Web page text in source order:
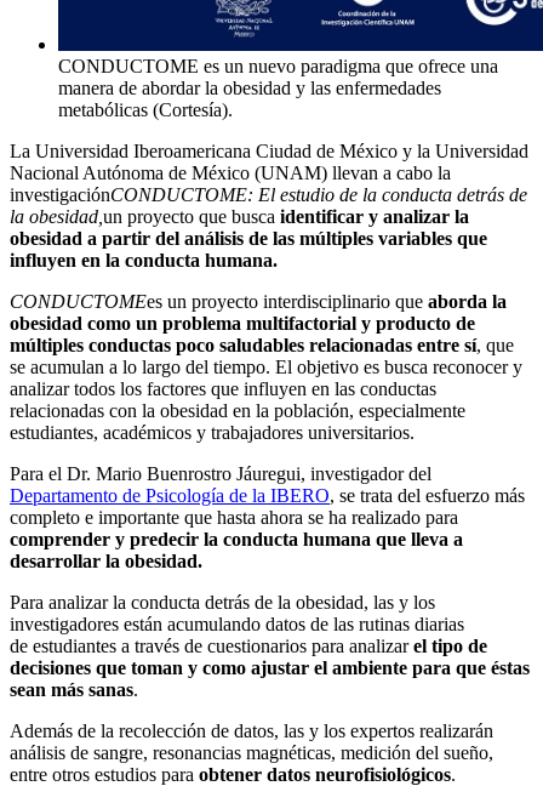
CONDUCTOME es un nuevo paradigma que ofrece una
manera de abordar la obesidad y las enfermedades
metabólicas (Cortesía).
La Universidad Iberoamericana Ciudad de México y la Universidad
Nacional Autónoma de México (UNAM) llevan a cabo la
investigaciónCONDUCTOME: El estudio de la conducta detrás de
la obesidad, un proyecto que busca identificar y analizar la
obesidad a partir del análisis de las múltiples variables que
influyen en la conducta humana.
CONDUCTOMEes un proyecto interdisciplinario que aborda la
obesidad como un problema multifactorial y producto de
múltiples conductas poco saludables relacionadas entre sí, que
se acumulan a lo largo del tiempo. El objetivo es busca reconocer y
analizar todos los factores que influyen en las conductas
relacionadas con la obesidad en la población, especialmente
estudiantes, académicos y trabajadores universitarios.
Para el Dr. Mario Buenrostro Jáuregui, investigador del
Departamento de Psicología de la IBERO, se trata del esfuerzo más
completo e importante que hasta ahora se ha realizado para
comprender y predecir la conducta humana que lleva a
desarrollar la obesidad.
Para analizar la conducta detrás de la obesidad, las y los
investigadores están acumulando datos de las rutinas diarias
de estudiantes a través de cuestionarios para analizarel tipo de
decisiones que toman y como ajustar el ambiente para que éstas
sean más sanas.
Además de la recolección de datos, las y los expertos realizarán
análisis de sangre, resonancias magnéticas, medición del sueño,
entre otros estudios para obtener datos neurofisiológicos.